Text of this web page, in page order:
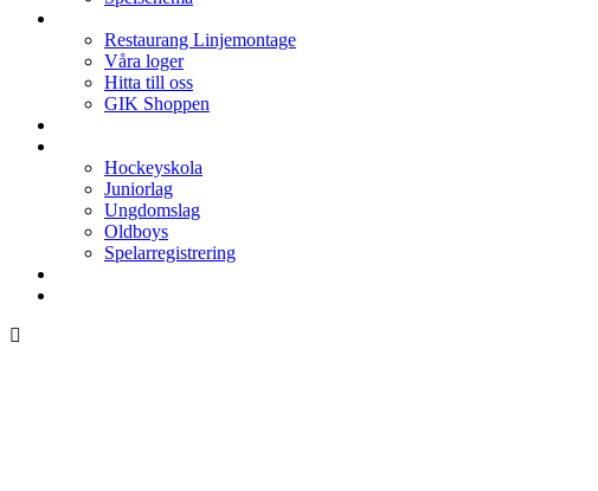
Restaurang Linjemontage
Våra loger
Hitta till oss
GIK Shoppen
Hockeyskola
Juniorlag
Ungdomslag
Oldboys
Spelarregistrering